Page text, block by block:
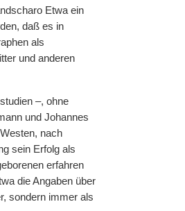
Etwa ein
daß es in
als
und anderen
–, ohne
und Johannes
nach
sein Erfolg als
erfahren
die Angaben über
sondern immer als